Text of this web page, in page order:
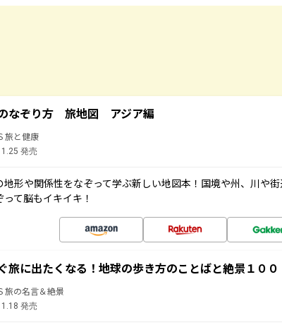
なぞり方 旅地図 アジア編
旅と健康
発売
地形や関係性をなぞって学ぶ新しい地図本！国境や州、川や
って脳もイキイキ！
旅に出たくなる！地球の歩き方のことばと絶景１００
旅の名言＆絶景
発売